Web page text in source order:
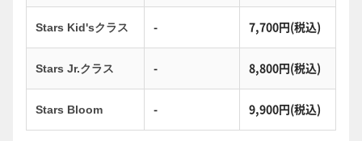
Stars Kid'sクラス - 7,700円(税込)
Stars Jr.クラス - 8,800円(税込)
Stars Bloom - 9,900円(税込)